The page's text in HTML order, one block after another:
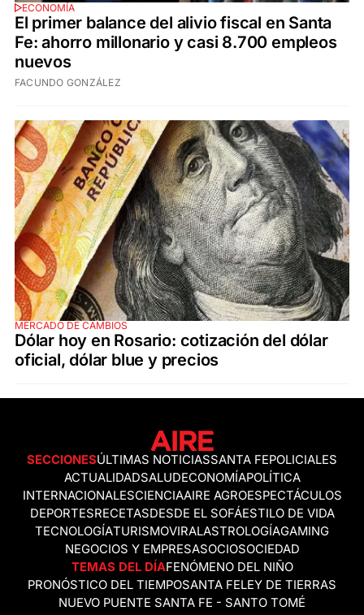
ECONOMÍA
El primer balance del alivio fiscal en Santa
Fe: ahorro millonario y casi 8.700 empleos
nuevos
FACUNDO GONZÁLEZ
MERCADO DE CAMBIOS
Dólar hoy en Rosario: cotización del dólar
oficial, dólar blue y precios
SECCIONESÚLTIMAS NOTICIASSANTA FEPOLICIALES
ACTUALIDADSALUDECONOMÍAPOLÍTICA
INTERNACIONALESCIENCIAAIRE AGROESPECTÁCULOS
DEPORTESRECETASDESDE EL SOFÁESTILO DE VIDA
TECNOLOGÍATURISMOVIRALASTROLOGÍAGAMING
NEGOCIOS Y EMPRESASOCIOSOCIEDAD
TEMAS DEL DÍAFENÓMENO DEL NIÑO
PRONÓSTICO DEL TIEMPOSANTA FELEY DE TIERRAS
NUEVO PUENTE SANTA FE - SANTO TOMÉ